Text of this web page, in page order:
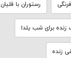
رستوران با قلیان
زنده برای شب یلدا
زنده